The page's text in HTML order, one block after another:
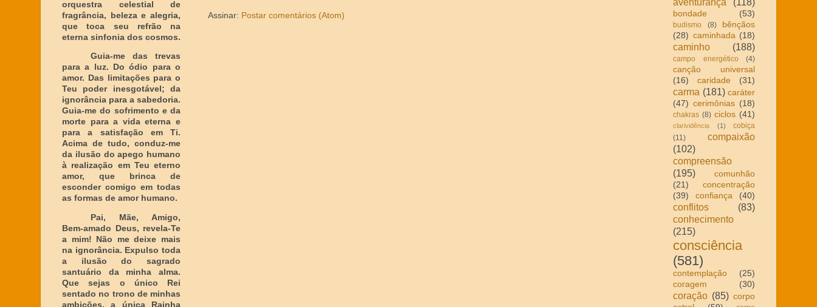
Assinar: Postar comentários (Atom)
orquestra celestial de
fragrância, beleza e alegria,
que toca seu refrão na
eterna sinfonia dos cosmos.
Guia-me das trevas
para a luz. Do ódio para o
amor. Das limitações para o
Teu poder inesgotável; da
ignorância para a sabedoria.
Guia-me do sofrimento e da
morte para a vida eterna e
para a satisfação em Ti.
Acima de tudo, conduz-me
da ilusão do apego humano
à realização em Teu eterno
amor, que brinca de
esconder comigo em todas
as formas de amor humano.
Pai, Mãe, Amigo,
Bem-amado Deus, revela-Te
a mim! Não me deixe mais
na ignorância. Expulso toda
a ilusão do sagrado
santuário da minha alma.
Que sejas o único Rei
sentado no trono de minhas
ambições, a única Rainha
bondade (53)
budismo (8)
bênçãos
(28) caminhada (18)
caminho (188)
campo energético (4)
canção universal
(16)
caridade (31)
carma (181) caráter
(47) cerimônias (18)
chakras (8) ciclos (41)
clarividência (1)
cobiça
(11)
compaixão
(102)
compreensão
(195)
comunhão
(21)
concentração
(39)
confiança (40)
conflitos
(83)
conhecimento
(215)
consciência
(581)
contemplação
(25)
coragem
(30)
coração (85) corpo